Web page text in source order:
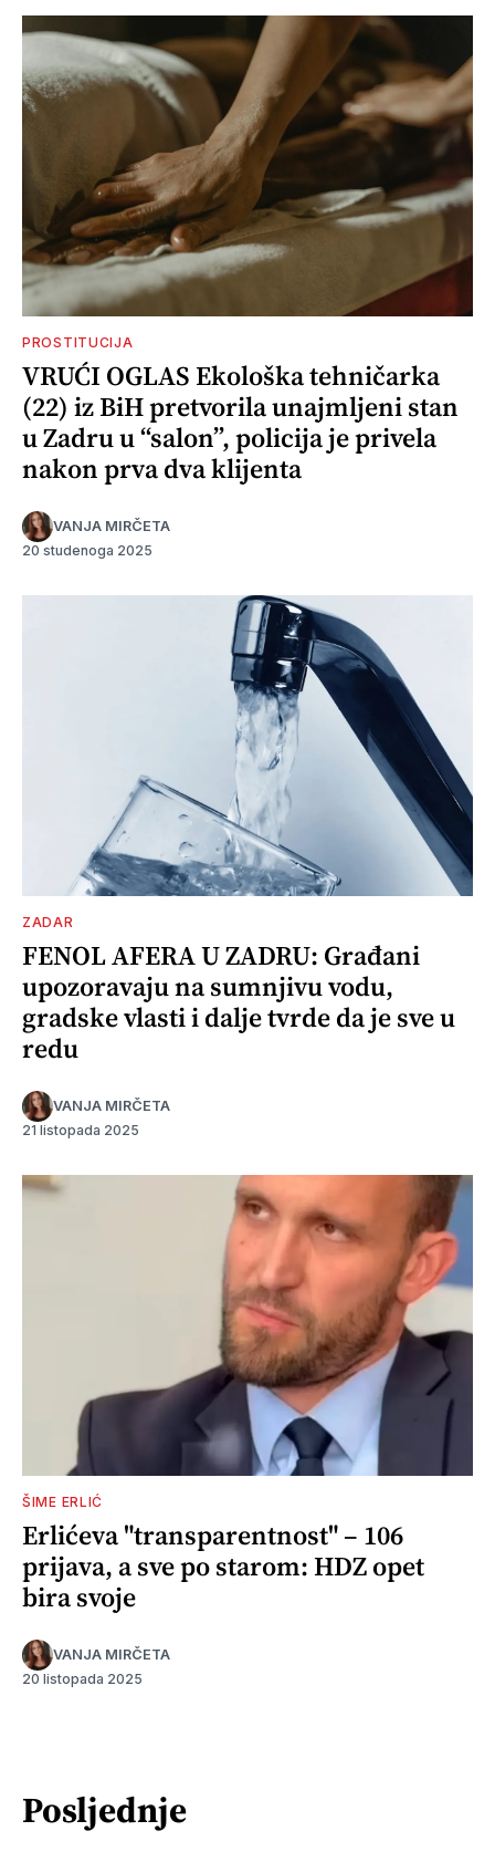
PROSTITUCIJA
VRUĆI OGLAS Ekološka tehničarka
(22) iz BiH pretvorila unajmljeni stan
u Zadru u “salon”, policija je privela
nakon prva dva klijenta
VANJA MIRČETA
20 studenoga 2025
ZADAR
FENOL AFERA U ZADRU: Građani
upozoravaju na sumnjivu vodu,
gradske vlasti i dalje tvrde da je sve u
redu
VANJA MIRČETA
21 listopada 2025
ŠIME ERLIĆ
Erlićeva "transparentnost" – 106
prijava, a sve po starom: HDZ opet
bira svoje
VANJA MIRČETA
20 listopada 2025
Posljednje